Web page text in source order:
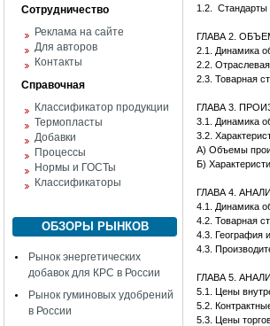
Сотрудничество
Реклама на сайте
Для авторов
Контакты
Справочная
Классификатор продукции
Термопласты
Добавки
Процессы
Нормы и ГОСТы
Классификаторы
ОБЗОРЫ РЫНКОВ
Рынок энергетических
добавок для КРС в России
Рынок гуминовых удобрений
в России
1.2.
Стандарты
ГЛАВА 2.
2.1. Динамика
2.2.
2.3. Товарная
ГЛАВА 3.
3.1. Динамика
3.2.
А) Объемы
Б)
ГЛАВА 4.
4.1. Динамика
4.2. Товарная
4.3. География
4.3.
ГЛАВА 5.
5.1. Цены
5.2.
5.3. Цены